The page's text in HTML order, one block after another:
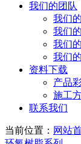
我们的团队
我们
我们
我们
我们
资料下载
产品
施工
联系我们
当前位置： 网站